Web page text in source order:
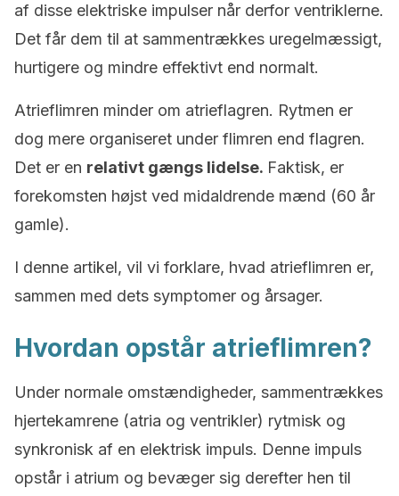
af disse elektriske impulser når derfor ventriklerne.
Det får dem til at sammentrækkes uregelmæssigt,
hurtigere og mindre effektivt end normalt.
Atrieflimren minder om atrieflagren. Rytmen er
dog mere organiseret under flimren end flagren.
Det er en relativt gængs lidelse. Faktisk, er
forekomsten højst ved midaldrende mænd (60 år
gamle).
I denne artikel, vil vi forklare, hvad atrieflimren er,
sammen med dets symptomer og årsager.
Hvordan opstår atrieflimren?
Under normale omstændigheder, sammentrækkes
hjertekamrene (atria og ventrikler) rytmisk og
synkronisk af en elektrisk impuls. Denne impuls
opstår i atrium og bevæger sig derefter hen til